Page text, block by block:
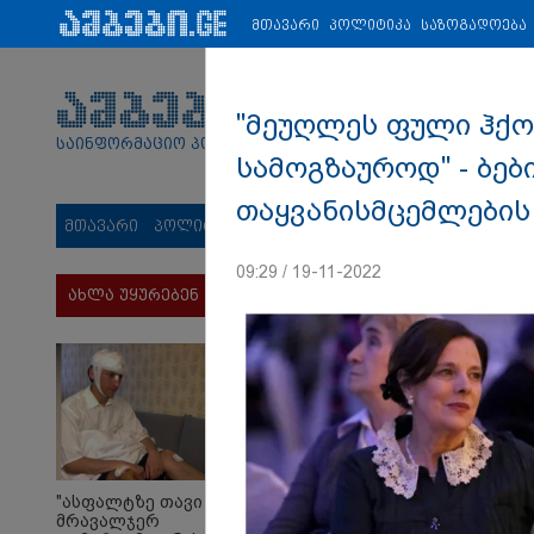
პარტნიორები: ახალი ამბები ეკონომიკა ვიდეო
საინფორმაციო პორტალი
მთავარი პოლიტიკა საზოგადოება სამართალი
ახლა უყურებენ
"ასფალტზე თავი
მრავალჯერ
მთავარი პოლიტიკა საზოგადოება
"მეუღლეს ფული
სამოგზაუროდ" -
09:29 / 19-11-2022